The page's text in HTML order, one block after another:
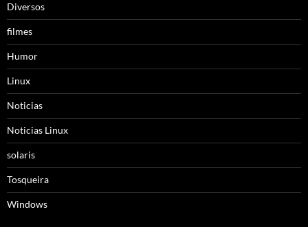
Diversos
filmes
Humor
Linux
Noticias
Noticias Linux
solaris
Tosqueira
Windows